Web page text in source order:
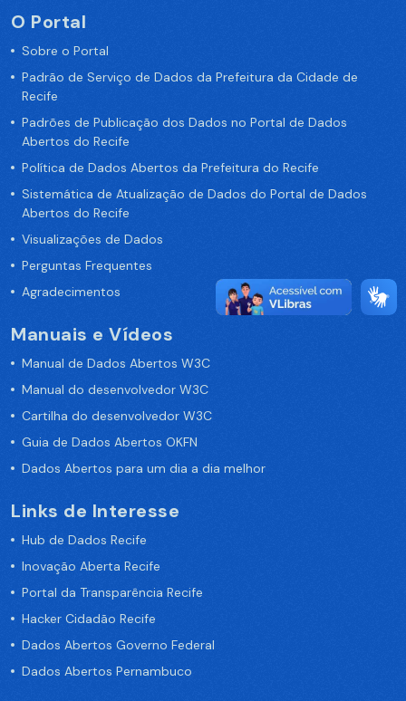
O Portal
Sobre o Portal
Padrão de Serviço de Dados da Prefeitura da Cidade de
Recife
Padrões de Publicação dos Dados no Portal de Dados
Abertos do Recife
Política de Dados Abertos da Prefeitura do Recife
Sistemática de Atualização de Dados do Portal de Dados
Abertos do Recife
Visualizações de Dados
Perguntas Frequentes
Agradecimentos
Manuais e Vídeos
Manual de Dados Abertos W3C
Manual do desenvolvedor W3C
Cartilha do desenvolvedor W3C
Guia de Dados Abertos OKFN
Dados Abertos para um dia a dia melhor
Links de Interesse
Hub de Dados Recife
Inovação Aberta Recife
Portal da Transparência Recife
Hacker Cidadão Recife
Dados Abertos Governo Federal
Dados Abertos Pernambuco